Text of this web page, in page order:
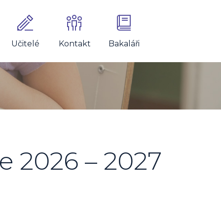
Učitelé Kontakt Bakaláři
2026 – 2027